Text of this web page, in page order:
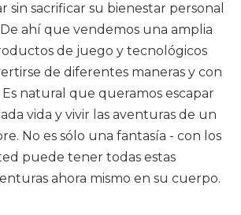
sin sacrificar su bienestar personal
ahí que vendemos una amplia
de juego y tecnológicos
de diferentes maneras y con
natural que queramos escapar
vida y vivir las aventuras de un
No es sólo una fantasía - con los
puede tener todas estas
ahora mismo en su cuerpo.